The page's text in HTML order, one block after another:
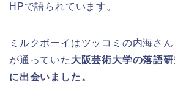
HPで語られています。
ミルクボーイはツッコミの内海さ
が通っていた 大阪芸術大学の落語
に出会いました。